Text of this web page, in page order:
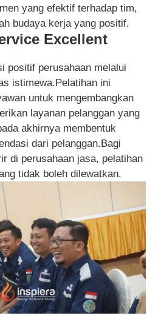
yang efektif terhadap tim,
budaya kerja yang positif.
Excellent
positif perusahaan melalui
istimewa.Pelatihan ini
untuk mengembangkan
layanan pelanggan yang
akhirnya membentuk
dari pelanggan.Bagi
di perusahaan jasa, pelatihan
tidak boleh dilewatkan.